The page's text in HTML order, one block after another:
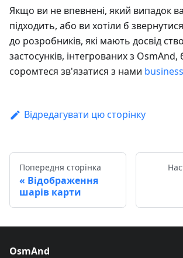
Якщо ви не впевнені, який випадок
підходить, або ви хотіли б
до розробників, які мають досвід
застосунків, інтегрованих з OsmAnd,
соромтеся зв'язатися з нами
Відредагувати цю сторінку
Попередня сторінка
Відображення
шарів карти
OsmAnd